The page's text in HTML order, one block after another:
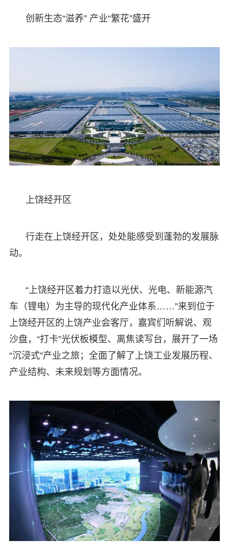
创新生态“滋养” 产业“繁花”盛开
上饶经开区
行走在上饶经开区，处处能感受到蓬勃的发展脉
动。
“上饶经开区着力打造以光伏、光电、新能源汽
车（锂电）为主导的现代化产业体系……”来到位于
上饶经开区的上饶产业会客厅，嘉宾们听解说、观
沙盘，“打卡”光伏板模型、离焦读写台，展开了一场
“沉浸式”产业之旅；全面了解了上饶工业发展历程、
产业结构、未来规划等方面情况。